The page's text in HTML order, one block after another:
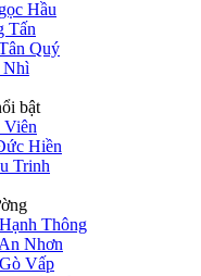
Hầu
Tấn
Quý
Nhì
bật
Viên
Hiền
Trinh
Thông
Nhơn
Vấp